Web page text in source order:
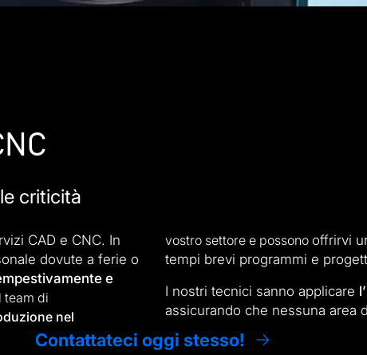
criticità
CAD e CNC. In
dovute a ferie o
e
team di
nel
vostro settore e possono offrirvi
tempi brevi programmi e
I nostri tecnici sanno applicare
assicurando che nessuna area
Contattateci oggi stesso!